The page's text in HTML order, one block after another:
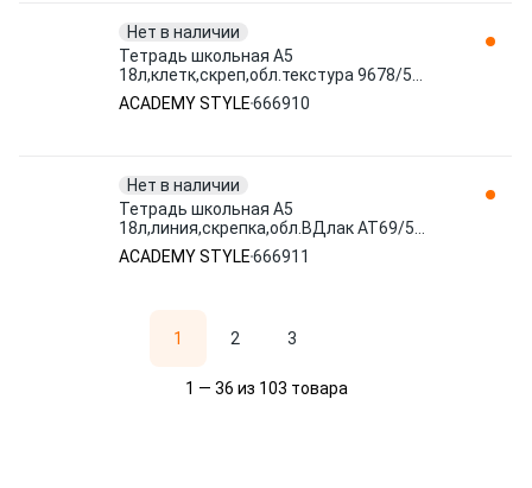
Нет в наличии
Тетрадь школьная А5
18л,клетк,скреп,обл.текстура 9678/5
Звери в коронах асс 666910 ACADEMY
STYLE
ACADEMY STYLE666910
Нет в наличии
Тетрадь школьная А5
18л,линия,скрепка,обл.ВДлак AT69/5
Amore Tenero асс 666911 ACADEMY
STYLE
ACADEMY STYLE666911
1 2 3
1 — 36 из 103 товара